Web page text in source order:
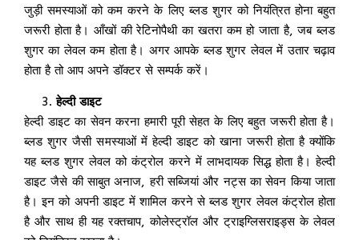
जुड़ी समस्याओं को कम करने के लिए ब्लड शुगर को नियंत्रित होना बहुत
जरूरी होता है। आँखों की रेटिनोपैथी का खतरा कम हो जाता है, जब ब्लड
शुगर का लेवल कम होता है। अगर आपके ब्लड शुगर लेवल में उतार चढ़ाव
होता है तो आप अपने डॉक्टर से सम्पर्क करें।
हेल्दी डाइट
हेल्दी डाइट का सेवन करना हमारी पूरी सेहत के लिए बहुत जरूरी होता है।
ब्लड शुगर जैसी समस्याओं में हेल्दी डाइट को खाना जरूरी होता है क्योंकि
यह ब्लड शुगर लेवल को कंट्रोल करने में लाभदायक सिद्ध होता है। हेल्दी
डाइट जैसे की साबुत अनाज, हरी सब्जियां और नट्स का सेवन किया जाता
है। इन को अपनी डाइट में शामिल करने से ब्लड शुगर लेवल कंट्रोल होता
है और साथ ही यह रक्तचाप, कोलेस्ट्रॉल और ट्राइग्लिसराइड्स के लेवल